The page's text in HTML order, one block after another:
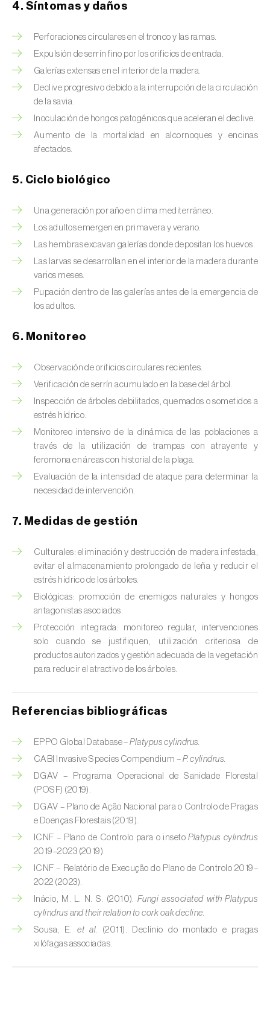
Cecidomía destructora (
Mayetiola
destructor
Ceutorrinco de la col (Ceutorhynchus
quadridens
Ceutorrinco de los nabos (
Ceutorhynchus
napi)
pentagona)
Chinche de las piñas (Leptoglossus
occidentalis)
Chinche de los eucalyptus (
Thaumastocoris
peregrinus)
Chinche del sur (Blissus insularis)
Metopoplax ditomoides
Chinche harinosa de la vid (Planococcus
ficus)
Chinche marrón marmolada (Halyomorpha
halys)
Chinche roja ( Pyrrhocoris apterus
Chinche verde ( Nezara viridula
Cicadas (Jacobiasca lybica, Scaphoideus
Cigarra espumosa (Philaenus spumarius)
Cochinilla de Comstock (
Pseudococcus
comstocki
Cochinilla de los cítricos (Planococcus citri)
Cochinilla de San José (Quadraspidiotus (=
Diaspidiotus) perniciosus)
aurantii )
Cogollero del maíz (
Cogollero del tomate (Keiferia lycopersicella
Coleópteros de grandes dimensiones
Coleópteros de pequeñas dimensiones
Criocero del espárrago (Crioceris asparagi e
C. duodecimpunctata)
Cuerado (Agrotis saucia
4. Síntomas y daños
Perforaciones circulares en el tronco y las ramas.
Expulsión de serrín fino por los orificios de entrada.
Galerías extensas en el interior de la madera.
Declive progresivo debido a la interrupción de la circulación
de la savia.
Inoculación de hongos patogénicos que aceleran el declive.
Aumento de la mortalidad en alcornoques y encinas
afectados.
5. Ciclo biológico
Una generación por año en clima mediterráneo.
Los adultos emergen en primavera y verano.
Las hembras excavan galerías donde depositan los huevos.
Las larvas se desarrollan en el interior de la madera durante
varios meses.
Pupación dentro de las galerías antes de la emergencia de
los adultos.
6. Monitoreo
Observación de orificios circulares recientes.
Verificación de serrín acumulado en la base del árbol.
Inspección de árboles debilitados, quemados o sometidos a
estrés hídrico.
Monitoreo intensivo de la dinámica de las poblaciones a
través de la utilización de trampas con atrayente y
feromona en áreas con historial de la plaga.
Evaluación de la intensidad de ataque para determinar la
necesidad de intervención.
7. Medidas de gestión
Culturales: eliminación y destrucción de madera infestada,
evitar el almacenamiento prolongado de leña y reducir el
estrés hídrico de los árboles.
Biológicas: promoción de enemigos naturales y hongos
antagonistas asociados.
Protección integrada: monitoreo regular, intervenciones
solo cuando se justifiquen, utilización criteriosa de
productos autorizados y gestión adecuada de la vegetación
para reducir el atractivo de los árboles.
Referencias bibliográficas
EPPO Global Database –Platypus cylindrus.
CABI Invasive Species Compendium – P. cylindrus.
DGAV – Programa Operacional de Sanidade Florestal
(POSF) (2019).
DGAV – Plano de Ação Nacional para o Controlo de Pragas
e Doenças Florestais (2019).
ICNF – Plano de Controlo para o insetoPlatypus cylindrus
2019–2023 (2019).
ICNF – Relatório de Execução do Plano de Controlo 2019–
2022 (2023).
Inácio, M. L. N. S. (2010). Fungi associated with Platypus
cylindrus and their relation to cork oak decline.
Sousa, E.et al.
(2011). Declínio do montado e pragas
xilófagas associadas.